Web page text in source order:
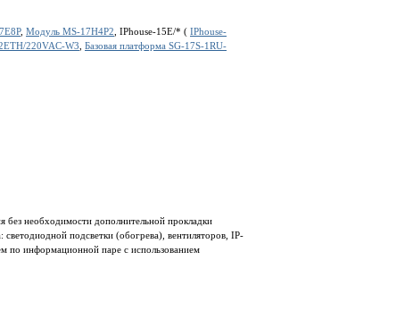
, Модуль MS-17H4P2 , IPhouse-15E/* ( IPhouse-
220VAC-W3
Базовая платформа SG-17S-1RU-
необходимости дополнительной прокладки
подсветки (обогрева), вентиляторов, IP-
по информационной паре с использованием